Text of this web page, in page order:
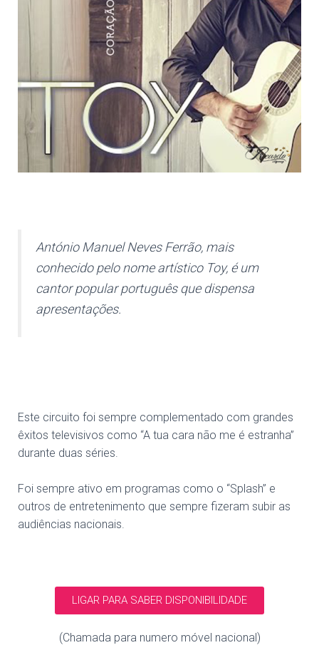
António Manuel Neves Ferrão, mais
conhecido pelo nome artístico Toy, é um
cantor popular português que dispensa
apresentações.
Este circuito foi sempre complementado com grandes
êxitos televisivos como “A tua cara não me é estranha”
durante duas séries.
Foi sempre ativo em programas como o “Splash” e
outros de entretenimento que sempre fizeram subir as
audiências nacionais.
LIGAR PARA SABER DISPONIBILIDADE
(Chamada para numero móvel nacional)